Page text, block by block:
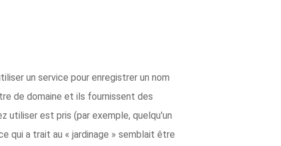
un service pour enregistrer un nom
de domaine et ils fournissent des
utiliser est pris (par exemple, quelqu'un
qui a trait au « jardinage » semblait être